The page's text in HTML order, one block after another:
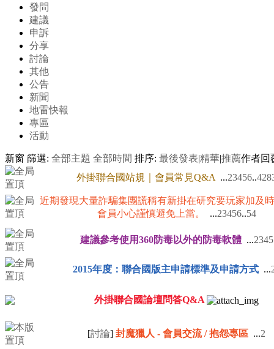
發問
建議
申訴
分享
討論
其他
公告
新聞
地雷快報
專區
活動
新窗 篩選: 全部主題 全部時間 排序: 最後發表|精華|推薦作者回
外掛聯合國站規｜會員常見Q&A ...23456..
近期發現大量詐騙集團謊稱有新掛在研究要玩家加及
會員小心謹慎避免上當。
...23456..54
建議參考使用360防毒以外的防毒軟體 ...2345
2015年度：聯合國版主申請標準及申請方式 ...
外掛聯合國論壇問答Q&A
[討論] 封魔獵人 - 會員交流 / 抱怨專區 ...2